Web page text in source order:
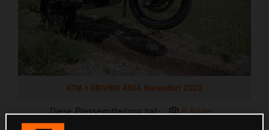
KTM x DRIVING AREA Wesendorf 2020
Diese Pressemitteilung hat: 9 Bilder